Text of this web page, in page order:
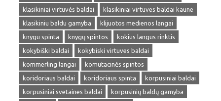
klasikiniai virtuvės baldai
klasikiniai virtuves baldai kaune
klasikiniu baldu gamyba
klijuotos medienos langai
knygu spinta
knygų spintos
kokius langus rinktis
kokybiški baldai
kokybiski virtuves baldai
kommerling langai
komutacinės spintos
koridoriaus baldai
koridoriaus spinta
korpusiniai baldai
korpusiniai svetaines baldai
korpusinių baldų gamyba